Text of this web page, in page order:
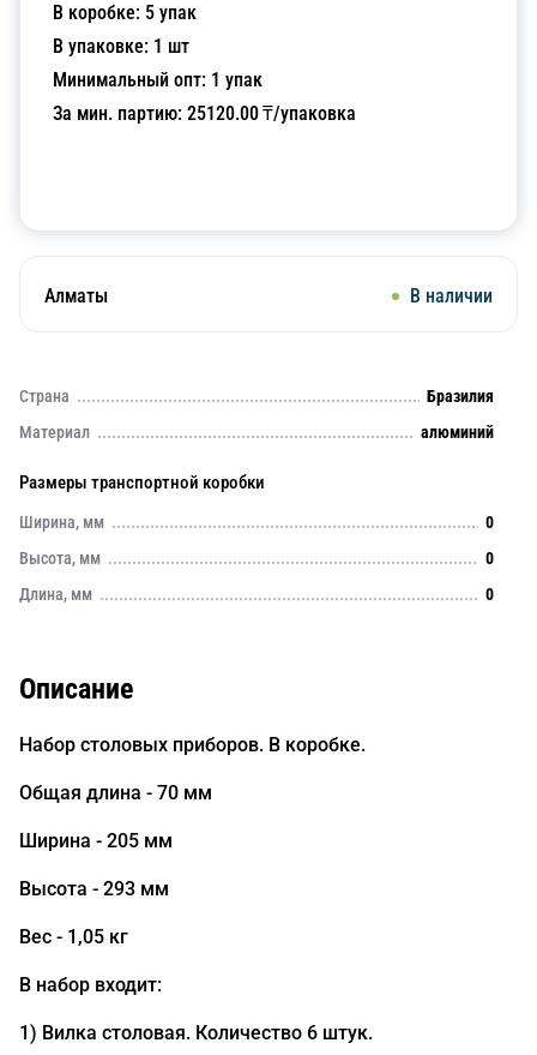
В коробке: 5 упак
В упаковке: 1 шт
Минимальный опт: 1 упак
За мин. партию: 25120.00₸/упаковка
Алматы В наличии
Страна
Бразилия
Материал
алюминий
Размеры транспортной коробки
Ширина, мм
0
Высота, мм
0
Длина, мм
0
Описание
Набор столовых приборов. В коробке.
Общая длина - 70 мм
Ширина - 205 мм
Высота - 293 мм
Вес - 1,05 кг
В набор входит:
1) Вилка столовая. Количество 6 штук.